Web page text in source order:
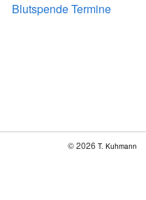
Blutspende Termine
© 2026 T. Kuhmann